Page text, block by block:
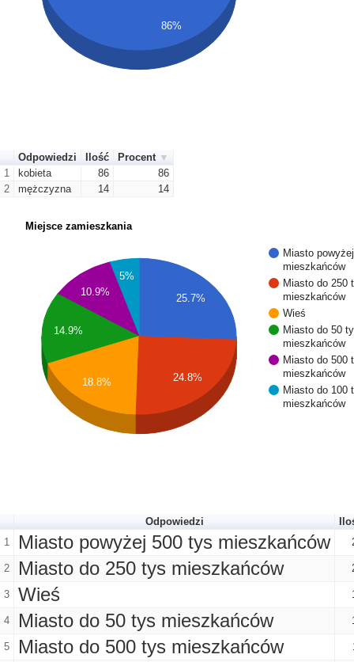
86%
Odpowiedzi Ilość
Procent
1
kobieta 86
86
2
mężczyzna 14 14
Miejsce zamieszkania
Miasto
mieszkańców
Miasto do 250
mieszkańców
Wieś
Miasto do 50
mieszkańców
Miasto do 500
mieszkańców
Miasto do 100
mieszkańców
25.7%
5%
10.9%
14.9%
18.8% 24.8%
Odpowiedzi
1
Miasto powyżej 500 tys mieszkańców
2 Miasto do 250 tys mieszkańców
3 Wieś
4 Miasto do 50 tys mieszkańców
5 Miasto do 500 tys mieszkańców